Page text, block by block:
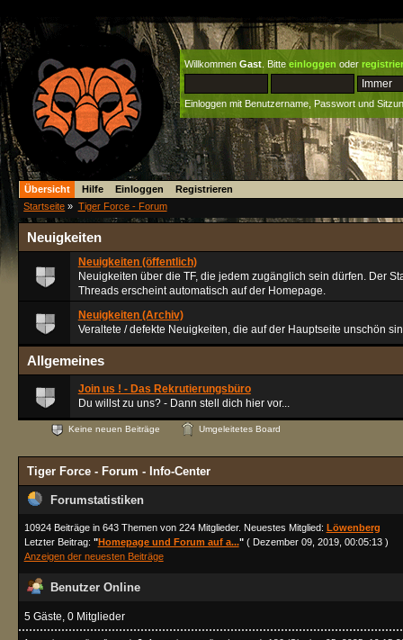
Willkommen Gast . Bitte einloggen oder
Einloggen mit Benutzername, Passwort und
Übersicht Hilfe Einloggen
Registrieren
Startseite » Tiger Force - Forum
Neuigkeiten
Neuigkeiten (öffentlich)
Neuigkeiten über die TF, die jedem zugänglich sein dürfen. Der
Threads erscheint automatisch auf der Homepage.
Neuigkeiten (Archiv)
Veraltete / defekte Neuigkeiten, die auf der Hauptseite unschön
Allgemeines
Join us ! - Das Rekrutierungsbüro
Du willst zu uns? - Dann stell dich hier vor...
Keine neuen Beiträge Umgeleitetes Board
Tiger Force - Forum - Info-Center
Forumstatistiken
10924 Beiträge in 643 Themen von 224 Mitglieder. Neuestes Mitglied: Löwenberg
Letzter Beitrag: "Homepage und Forum auf a..."( Dezember 09, 2019, 00:05:13 )
Anzeigen der neuesten Beiträge
Benutzer Online
5 Gäste, 0 Mitglieder